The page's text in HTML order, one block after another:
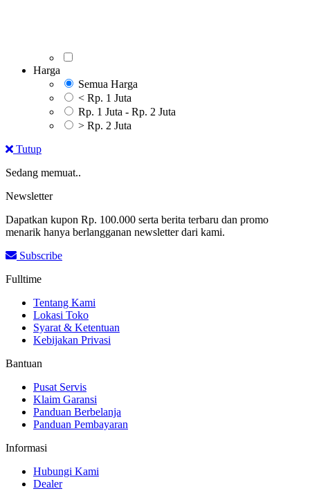
Harga
Semua Harga
< Rp. 1 Juta
Rp. 1 Juta - Rp. 2 Juta
> Rp. 2 Juta
Tutup
Sedang memuat..
Newsletter
Dapatkan kupon Rp. 100.000 serta berita terbaru dan promo
menarik hanya berlangganan newsletter dari kami.
Subscribe
Fulltime
Tentang Kami
Lokasi Toko
Syarat & Ketentuan
Kebijakan Privasi
Bantuan
Pusat Servis
Klaim Garansi
Panduan Berbelanja
Panduan Pembayaran
Informasi
Hubungi Kami
Dealer